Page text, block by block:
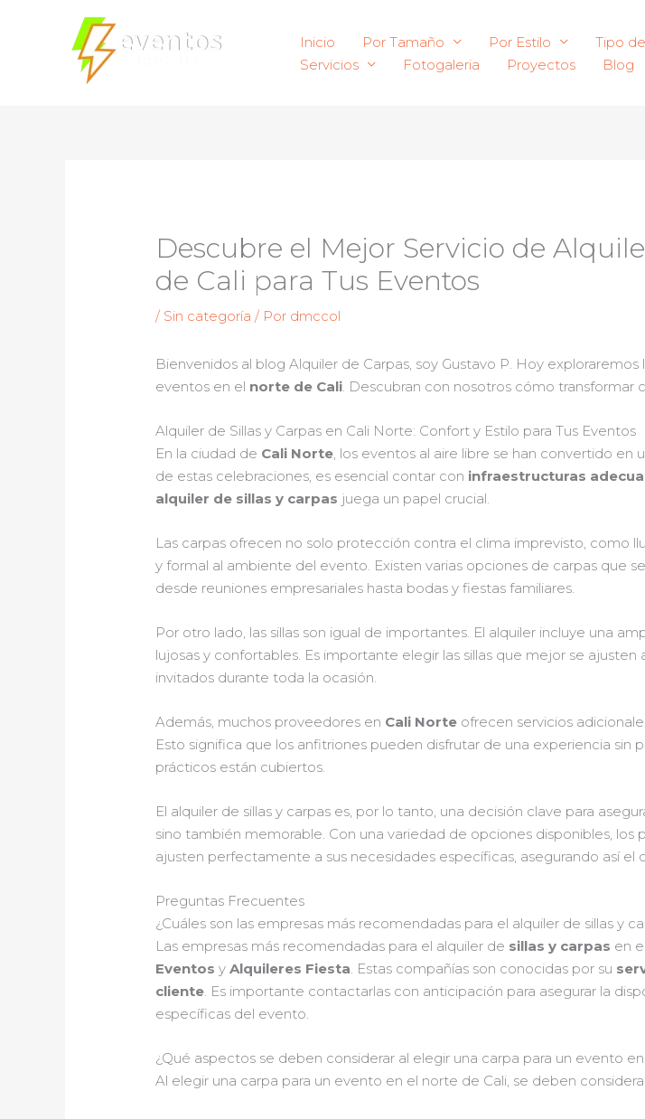
Inicio Por Tamaño Por Estilo Tipo
Servicios
Fotogaleria Proyectos Blog
Descubre el Mejor Servicio de
de Cali para Tus Eventos
/ Sin categoría / Por dmccol
Bienvenidos al blog Alquiler de Carpas, soy Gustavo P. Hoy exploraremos
eventos en el norte de Cali. Descubran con nosotros cómo
Alquiler de Sillas y Carpas en Cali Norte: Confort y Estilo para Tus Eventos
En la ciudad de Cali Norte, los eventos al aire libre se han convertido en
de estas celebraciones, es esencial contar con infraestructuras
alquiler de sillas y carpas juega un papel crucial.
Las carpas ofrecen no solo protección contra el clima imprevisto, como
y formal al ambiente del evento. Existen varias opciones de carpas que
desde reuniones empresariales hasta bodas y fiestas familiares.
Por otro lado, las sillas son igual de importantes. El alquiler incluye una
lujosas y confortables. Es importante elegir las sillas que mejor se
invitados durante toda la ocasión.
Además, muchos proveedores en Cali Norte ofrecen servicios
Esto significa que los anfitriones pueden disfrutar de una experiencia
prácticos están cubiertos.
El alquiler de sillas y carpas es, por lo tanto, una decisión clave para
sino también memorable. Con una variedad de opciones disponibles,
ajusten perfectamente a sus necesidades específicas, asegurando así el
Preguntas Frecuentes
¿Cuáles son las empresas más recomendadas para el alquiler de sillas y
Las empresas más recomendadas para el alquiler de sillas y carpas en
Eventos yAlquileres Fiesta. Estas compañías son conocidas por su
cliente. Es importante contactarlas con anticipación para asegurar la
específicas del evento.
¿Qué aspectos se deben considerar al elegir una carpa para un evento
Al elegir una carpa para un evento en el norte de Cali, se deben